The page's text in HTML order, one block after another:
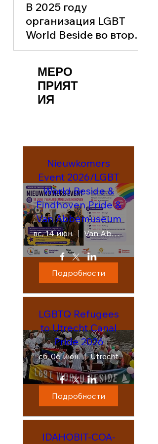
В 2025 году
организация LGBT
World Beside во второй
раз приняла участие в
Утрехта.
МЕРО
ПРИЯТ
ИЯ
Nieuwkomers
Event 2026/LGBT
World Beside &
Eindhoven Pride &
Van Abbemuseum
вс, 14 июн. Van Abbemuseum
Подробности
LGBTQ Refugees
to Utrecht Canal
Pride 2026
сб, 06 июн. Utrecht
Подробности
IDAHOBIT-COA-